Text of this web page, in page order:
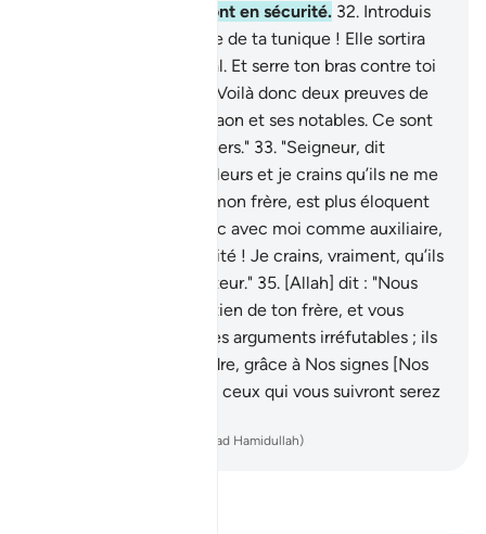
nombre de ceux qui sont en sécurité. 32. Introduis
ta main dans l’ouverture de ta tunique ! Elle sortira
blanche sans aucun mal. Et serre ton bras contre toi
pour ne pas avoir peur. Voilà donc deux preuves de
ton Seigneur pour Pharaon et ses notables. Ce sont
vraiment des gens pervers." 33. "Seigneur, dit
[Moïse], j’ai tué un des leurs et je crains qu’ils ne me
Mais Aaron, mon frère, est plus éloquent
que moi. Envoie-le donc avec moi comme auxiliaire,
pour déclarer ma véracité ! Je crains, vraiment, qu’ils
ne me traitent de menteur." 35. [Allah] dit : "Nous
allons t'apporter le soutien de ton frère, et vous
donner, à vous deux, des arguments irréfutables ; ils
ne sauront vous atteindre, grâce à Nos signes [Nos
miracles]. Vous deux et ceux qui vous suivront serez
French Translation(Muhammad Hamidullah)